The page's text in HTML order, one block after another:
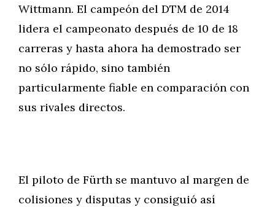
Wittmann. El campeón del DTM de 2014
lidera el campeonato después de 10 de 18
carreras y hasta ahora ha demostrado ser
no sólo rápido, sino también
particularmente fiable en comparación con
sus rivales directos.
El piloto de Fürth se mantuvo al margen de
colisiones y disputas y consiguió así